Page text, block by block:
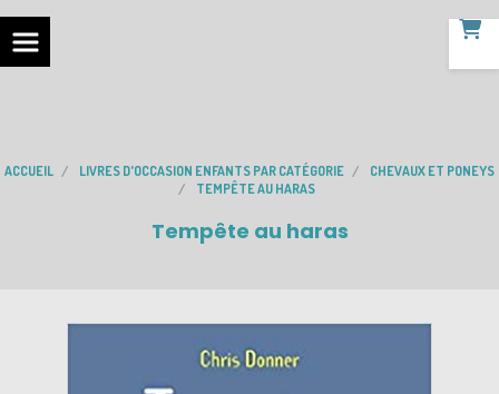
ACCUEIL LIVRES D'OCCASION ENFANTS PAR CATÉGORIE
CHEVAUX ET PONEYS
TEMPÊTE AU HARAS
Tempête au haras